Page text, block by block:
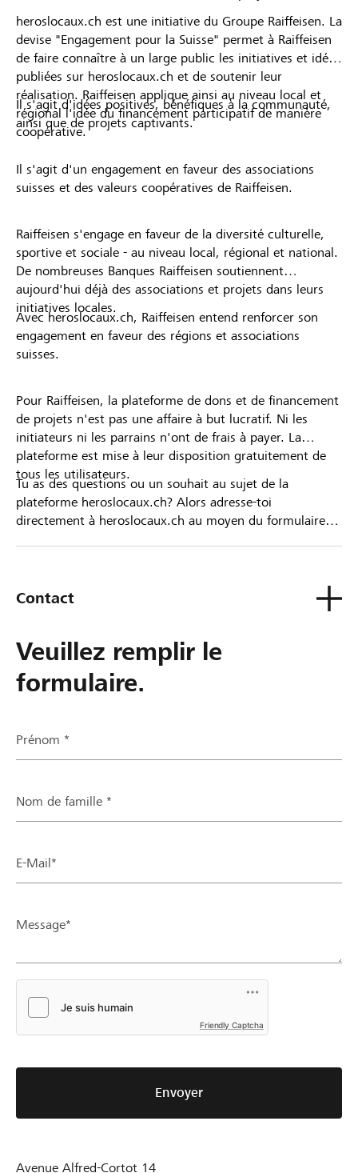
heroslocaux.ch est une initiative du Groupe Raiffeisen. La
devise "Engagement pour la Suisse" permet à Raiffeisen
de faire connaître à un large public les initiatives et idées
publiées sur heroslocaux.ch et de soutenir leur
réalisation. Raiffeisen applique ainsi au niveau local et
régional l'idée du financement participatif de manière
coopérative.
Il s'agit d'idées positives, bénéfiques à la communauté,
ainsi que de projets captivants.
Il s'agit d'un engagement en faveur des associations
suisses et des valeurs coopératives de Raiffeisen.
Raiffeisen s'engage en faveur de la diversité culturelle,
sportive et sociale - au niveau local, régional et national.
De nombreuses Banques Raiffeisen soutiennent
aujourd'hui déjà des associations et projets dans leurs
initiatives locales.
Avec heroslocaux.ch, Raiffeisen entend renforcer son
engagement en faveur des régions et associations
suisses.
Pour Raiffeisen, la plateforme de dons et de financement
de projets n'est pas une affaire à but lucratif. Ni les
initiateurs ni les parrains n'ont de frais à payer. La
plateforme est mise à leur disposition gratuitement de
tous les utilisateurs.
Tu as des questions ou un souhait au sujet de la
plateforme heroslocaux.ch? Alors adresse-toi
directement à heroslocaux.ch au moyen du formulaire
Contact
Veuillez remplir le
formulaire.
Prénom *
Nom de famille *
E-Mail*
Message*
Friendly Captcha
Envoyer
Avenue Alfred-Cortot 14